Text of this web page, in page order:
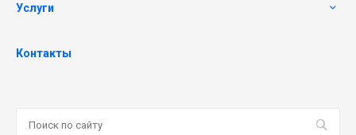
Услуги
Контакты